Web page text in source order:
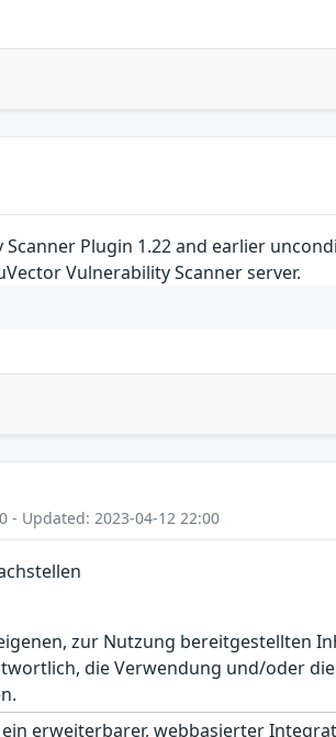
Plugin 1.22 and earlier
Vulnerability Scanner server.
- Updated: 2023-04-12 22:00
zur Nutzung bereitgestellten
die Verwendung und/oder
ein erweiterbarer, webbasierter